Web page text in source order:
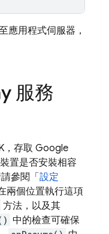
應用程式伺服器，
服務
，存取 Google
置是否安裝相容
參閱「 設定
兩個位置執行這項
方法，以及其
中的檢查可確保